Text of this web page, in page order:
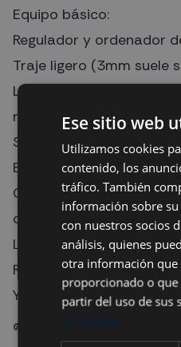
Equipo básico:
Regulador y ordenador
Traje ligero (3mm suele
Linterna (muy
nocturnas)
SMB
Extras:
Cámara submarina
destino)
Lentes macro o gran
Repuestos básicos
Y algo esencial:
🌱 Buceo responsable en
Ese sitio web
Utilizamos cookies
contenido, los
tráfico. También
información sobre
con nuestros socios
análisis, quienes
otra información que
proporcionado o
partir del uso de sus
privacidad